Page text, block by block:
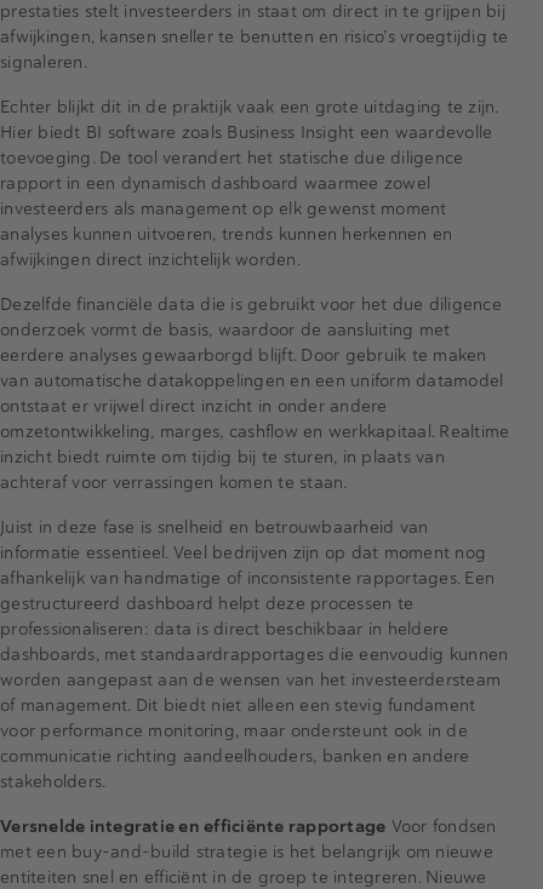
prestaties stelt investeerders in staat om direct in te grijpen bij
afwijkingen, kansen sneller te benutten en risico’s vroegtijdig te
signaleren.
Echter blijkt dit in de praktijk vaak een grote uitdaging te zijn.
Hier biedt BI software zoals Business Insight een waardevolle
toevoeging. De tool verandert het statische due diligence
rapport in een dynamisch dashboard waarmee zowel
investeerders als management op elk gewenst moment
analyses kunnen uitvoeren, trends kunnen herkennen en
afwijkingen direct inzichtelijk worden.
Dezelfde financiële data die is gebruikt voor het due diligence
onderzoek vormt de basis, waardoor de aansluiting met
eerdere analyses gewaarborgd blijft. Door gebruik te maken
van automatische datakoppelingen en een uniform datamodel
ontstaat er vrijwel direct inzicht in onder andere
omzetontwikkeling, marges, cashflow en werkkapitaal. Realtime
inzicht biedt ruimte om tijdig bij te sturen, in plaats van
achteraf voor verrassingen komen te staan.
Juist in deze fase is snelheid en betrouwbaarheid van
informatie essentieel. Veel bedrijven zijn op dat moment nog
afhankelijk van handmatige of inconsistente rapportages. Een
gestructureerd dashboard helpt deze processen te
professionaliseren: data is direct beschikbaar in heldere
dashboards, met standaardrapportages die eenvoudig kunnen
worden aangepast aan de wensen van het investeerdersteam
of management. Dit biedt niet alleen een stevig fundament
voor performance monitoring, maar ondersteunt ook in de
communicatie richting aandeelhouders, banken en andere
stakeholders.
Versnelde integratie en efficiënte rapportage Voor fondsen
met een buy-and-build strategie is het belangrijk om nieuwe
entiteiten snel en efficiënt in de groep te integreren. Nieuwe